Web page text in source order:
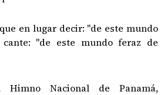
en lugar decir: "de este mundo
"de este mundo feraz de
Himno Nacional de Panamá,